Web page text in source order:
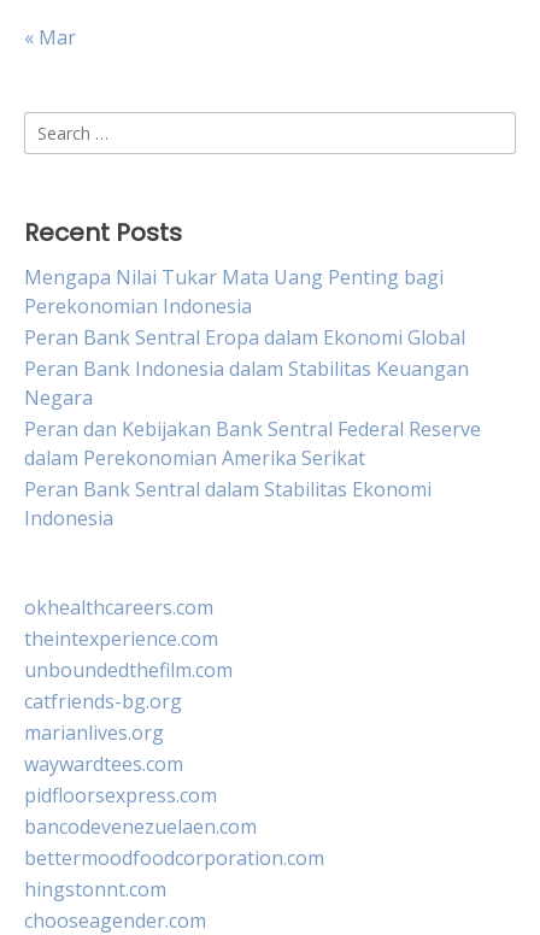
« Mar
Search
for:
Recent Posts
Mengapa Nilai Tukar Mata Uang Penting bagi
Perekonomian Indonesia
Peran Bank Sentral Eropa dalam Ekonomi Global
Peran Bank Indonesia dalam Stabilitas Keuangan
Negara
Peran dan Kebijakan Bank Sentral Federal Reserve
dalam Perekonomian Amerika Serikat
Peran Bank Sentral dalam Stabilitas Ekonomi
Indonesia
okhealthcareers.com
theintexperience.com
unboundedthefilm.com
catfriends-bg.org
marianlives.org
waywardtees.com
pidfloorsexpress.com
bancodevenezuelaen.com
bettermoodfoodcorporation.com
hingstonnt.com
chooseagender.com